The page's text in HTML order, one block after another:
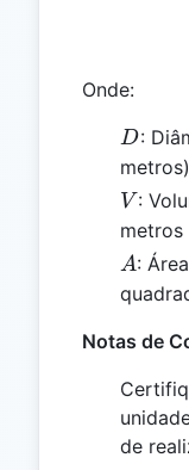
Onde:
D
D:
metros)
V
V :
metros
A
A:
Notas de
de